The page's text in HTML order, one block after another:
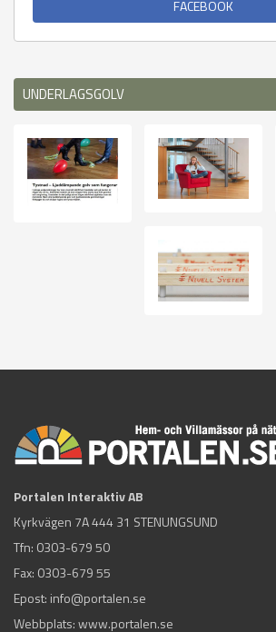
FACEBOOK
UNDERLAGSGOLV
Portalen Interaktiv AB
Kyrkvägen 7A 444 31 STENUNGSUND
Tfn: 0303-679 50
Fax: 0303-679 55
Epost: info@portalen.se
Webbplats: www.portalen.se